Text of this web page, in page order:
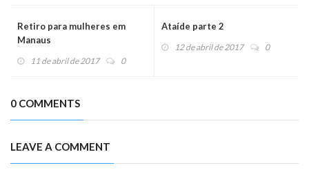
Retiro para mulheres em
Manaus
11 de abril de 2017 0
Ataíde parte 2
12 de abril de 2017 0
0 COMMENTS
LEAVE A COMMENT